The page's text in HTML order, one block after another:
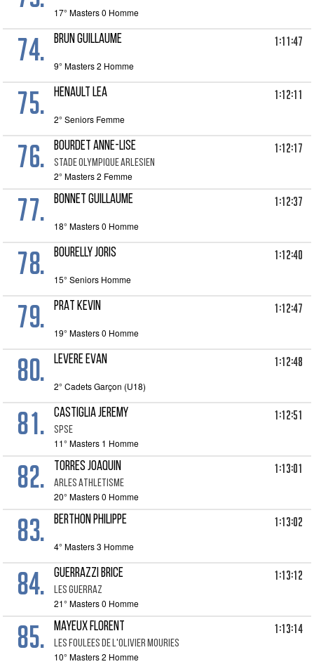
17° Masters 0 Homme
74. BRUN GUILLAUME 1:11:47
9° Masters 2 Homme
75. HENAULT LEA 1:12:11
2° Seniors Femme
76. BOURDET ANNE-LISE
STADE OLYMPIQUE ARLESIEN
1:12:17
2° Masters 2 Femme
77. BONNET GUILLAUME 1:12:37
18° Masters 0 Homme
78. BOURELLY JORIS 1:12:40
15° Seniors Homme
79. PRAT KEVIN 1:12:47
19° Masters 0 Homme
80. LEVERE EVAN 1:12:48
2° Cadets Garçon (U18)
81. CASTIGLIA JEREMY
SPSE
1:12:51
11° Masters 1 Homme
82. TORRES JOAQUIN
ARLES ATHLETISME
1:13:01
20° Masters 0 Homme
83. BERTHON PHILIPPE 1:13:02
4° Masters 3 Homme
84. GUERRAZZI BRICE
LES GUERRAZ
1:13:12
21° Masters 0 Homme
85. MAYEUX FLORENT
LES FOULEES DE L'OLIVIER MOURIES
1:13:14
10° Masters 2 Homme